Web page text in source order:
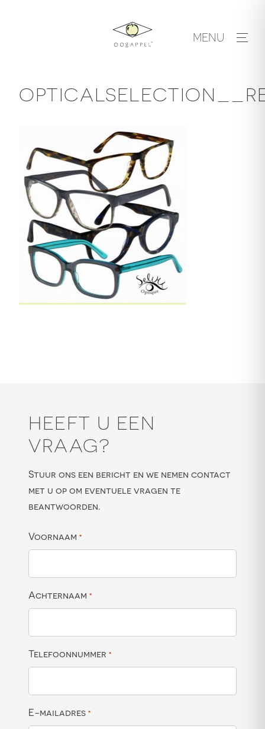
MENU
HEEFT U EEN
VRAAG?
Stuur ons een bericht en we nemen contact
met u op om eventuele vragen te
beantwoorden.
Voornaam *
Achternaam *
Telefoonnummer *
E-mailadres *